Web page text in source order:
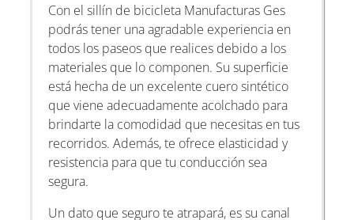
Con el sillín de bicicleta Manufacturas Ges
podrás tener una agradable experiencia en
todos los paseos que realices debido a los
materiales que lo componen. Su superficie
está hecha de un excelente cuero sintético
que viene adecuadamente acolchado para
brindarte la comodidad que necesitas en tus
recorridos. Además, te ofrece elasticidad y
resistencia para que tu conducción sea
segura.
Un dato que seguro te atrapará, es su canal